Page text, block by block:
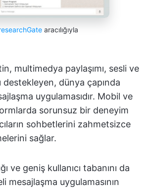
aracılığıyla
multimedya paylaşımı, sesli ve
destekleyen, dünya çapında
uygulamasıdır. Mobil ve
sorunsuz bir deneyim
sohbetlerini zahmetsizce
sağlar.
ve geniş kullanıcı tabanını da
mesajlaşma uygulamasının